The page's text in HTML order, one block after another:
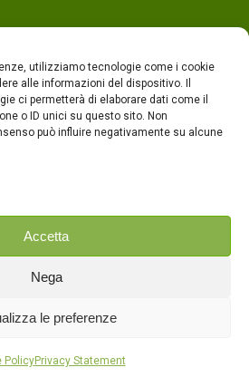
utilizziamo tecnologie come i cookie
alle informazioni del dispositivo. Il
ci permetterà di elaborare dati come il
o ID unici su questo sito. Non
può influire negativamente su alcune
Accetta
Nega
le preferenze
PolicyPrivacy Statement